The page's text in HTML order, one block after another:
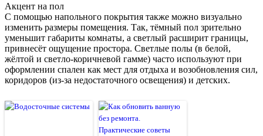
Акцент на пол
С помощью напольного покрытия также можно визуально
изменить размеры помещения. Так, тёмный пол зрительно
уменьшит габариты комнаты, а светлый расширит границы,
привнесёт ощущение простора. Светлые полы (в белой,
жёлтой и светло-коричневой гамме) часто используют при
оформлении спален как мест для отдыха и возобновления сил,
коридоров (из-за недостаточного освещения) и детских.